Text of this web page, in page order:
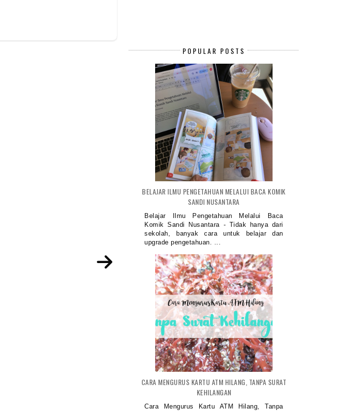
POPULAR POSTS
BELAJAR ILMU PENGETAHUAN MELALUI BACA KOMIK
SANDI NUSANTARA
Belajar Ilmu Pengetahuan Melalui Baca
Komik Sandi Nusantara - Tidak hanya dari
sekolah, banyak cara untuk belajar dan
upgrade pengetahuan. ...
CARA MENGURUS KARTU ATM HILANG, TANPA SURAT
KEHILANGAN
Cara Mengurus Kartu ATM Hilang, Tanpa